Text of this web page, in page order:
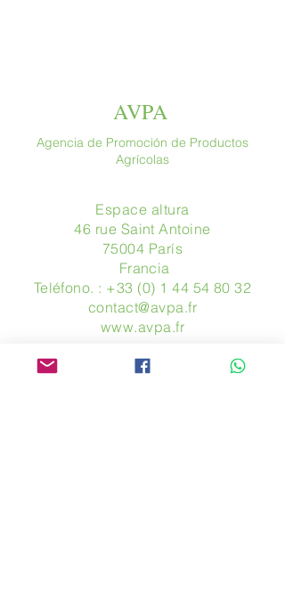
AVPA
Agencia de Promoción de Productos
Agrícolas
Espace altura
46 rue Saint Antoine
75004 París
​ Francia
Teléfono. : +33 (0) 1 44 54 80 32
contact@avpa.fr
www.avpa.fr